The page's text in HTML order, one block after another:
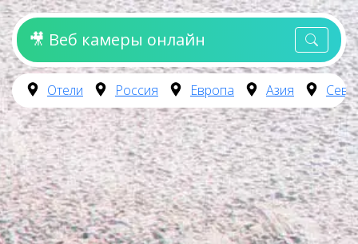
🎥 Веб камеры онлайн
Отели Россия Европа Азия